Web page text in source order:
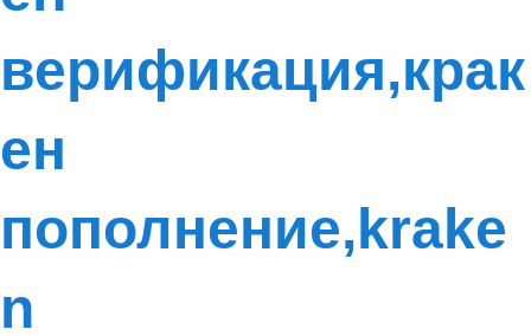
верификация,крак
ен
пополнение,krake
n